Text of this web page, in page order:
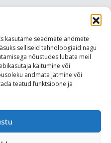
kasutame seadmete andmete
selliseid tehnoloogiaid nagu
nõustudes lubate meil
käitumine või
andmata jätmine või
teatud funktsioone ja